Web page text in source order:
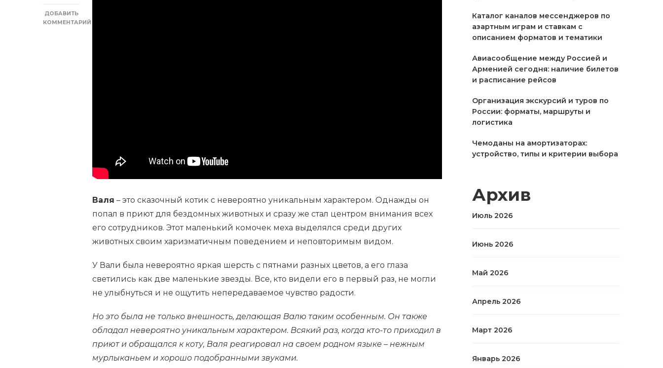
ДОБАВИТЬ
КОММЕНТАРИЙ
Валя – это сказочный котик с невероятно уникальным характером. Однажды он
попал в приют для бездомных животных и сразу же стал центром внимания всех
его сотрудников. Этот маленький комочек меха выделялся среди других
животных своим харизматичным поведением и неповторимым видом.
У Вали была невероятно яркая шерсть с пятнами разных цветов, а его глаза
светились как две маленькие звезды. Все, кто видели его в первый раз, не могли
не улыбнуться и не ощутить непередаваемое чувство радости.
Но это была не только внешность, делающая Валю таким особенным. Он также
обладал невероятно уникальным характером. Всякий раз, когда кто-то приходил в
приют и обращался к коту, Валя реагировал на своем родном языке – нежным
мурлыканьем и хорошо подобранными звуками.
Каталог каналов мессенджеров по
азартным играм и ставкам с
описанием форматов и тематики
Авиасообщение между Россией и
Арменией сегодня: наличие билетов
и расписание рейсов
Организация экскурсий и туров по
России: форматы, маршруты и
логистика
Чемоданы на амортизаторах:
устройство, типы и критерии выбора
Архив
Июль 2026
Июнь 2026
Май 2026
Апрель 2026
Март 2026
Январь 2026